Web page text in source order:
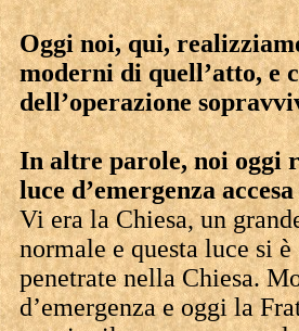
Oggi noi, qui,
moderni di quell’atto, e
dell’operazione
In altre parole, noi oggi
luce d’emergenza
Vi era la Chiesa, un
normale e questa luce si
penetrate nella Chiesa.
d’emergenza e oggi la